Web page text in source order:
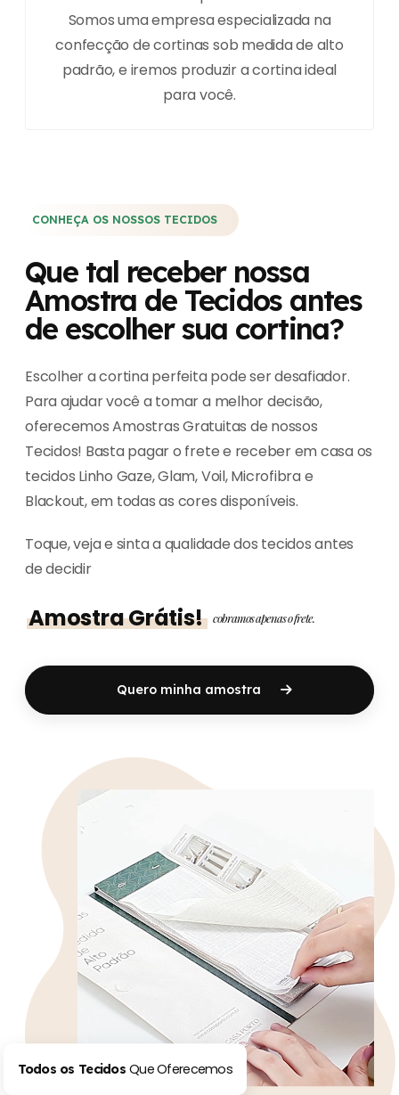
Somos uma empresa especializada na
confecção de cortinas sob medida de alto
padrão, e iremos produzir a cortina ideal
para você.
CONHEÇA OS NOSSOS TECIDOS
Que tal receber nossa
Amostra de Tecidos antes
de escolher sua cortina?
Escolher a cortina perfeita pode ser desafiador.
Para ajudar você a tomar a melhor decisão,
oferecemos Amostras Gratuitas de nossos
Tecidos! Basta pagar o frete e receber em casa os
tecidos Linho Gaze, Glam, Voil, Microfibra e
Blackout, em todas as cores disponíveis.
Toque, veja e sinta a qualidade dos tecidos antes
de decidir
Amostra Grátis! cobramos apenas o frete.
Quero minha amostra
Todos os Tecidos Que Oferecemos